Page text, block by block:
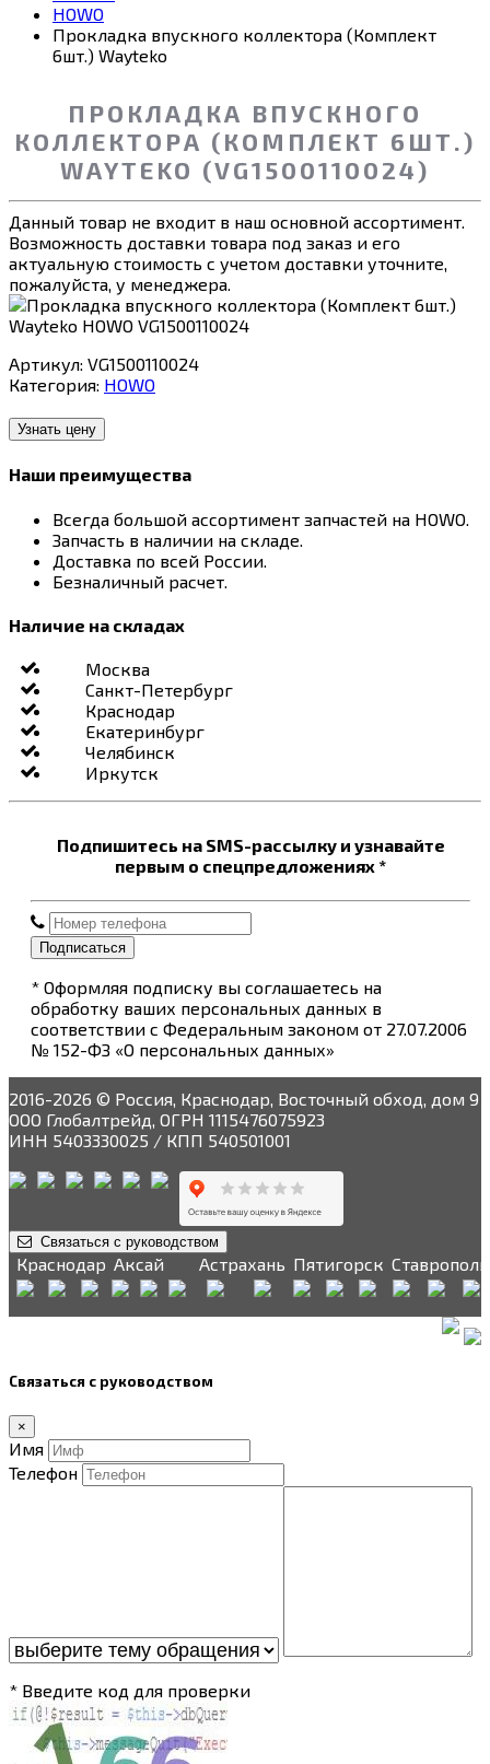
HOWO
Прокладка впускного коллектора (Комплект
6шт.) Wayteko
ПРОКЛАДКА ВПУСКНОГО
КОЛЛЕКТОРА (КОМПЛЕКТ 6ШТ.)
WAYTEKO (VG1500110024)
Данный товар не входит в наш основной ассортимент.
Возможность доставки товара под заказ и его
актуальную стоимость с учетом доставки уточните,
пожалуйста, у менеджера.
Артикул: VG1500110024
Категория: HOWO
Узнать цену
Наши преимущества
Всегда большой ассортимент запчастей на HOWO.
Запчасть в наличии на складе.
Доставка по всей России.
Безналичный расчет.
Наличие на складах
Москва
Санкт-Петербург
Краснодар
Екатеринбург
Челябинск
Иркутск
Подпишитесь на SMS-рассылку и узнавайте
первым о спецпредложениях *
Подписаться
* Оформляя подписку вы соглашаетесь на
обработку ваших персональных данных в
соответствии с Федеральным законом от 27.07.2006
№ 152-ФЗ «О персональных данных»
2016-2026 © Россия, Краснодар, Восточный обход, дом 9
ООО Глобалтрейд, ОГРН 1115476075923
ИНН 5403330025 / КПП 540501001
Связаться с руководством
Краснодар Аксай Астрахань Пятигорск Ставрополь
Связаться с руководством
×
Имя
Телефон
* Введите код для проверки